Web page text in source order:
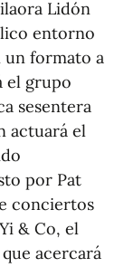
Lidón
entorno
un formato a
el grupo
sesentera
actuará el
por Pat
conciertos
& Co, el
acercará